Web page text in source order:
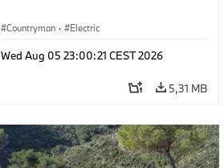
Countryman · Electric
Wed Aug 05 23:00:21 CEST 2026
5,31 MB